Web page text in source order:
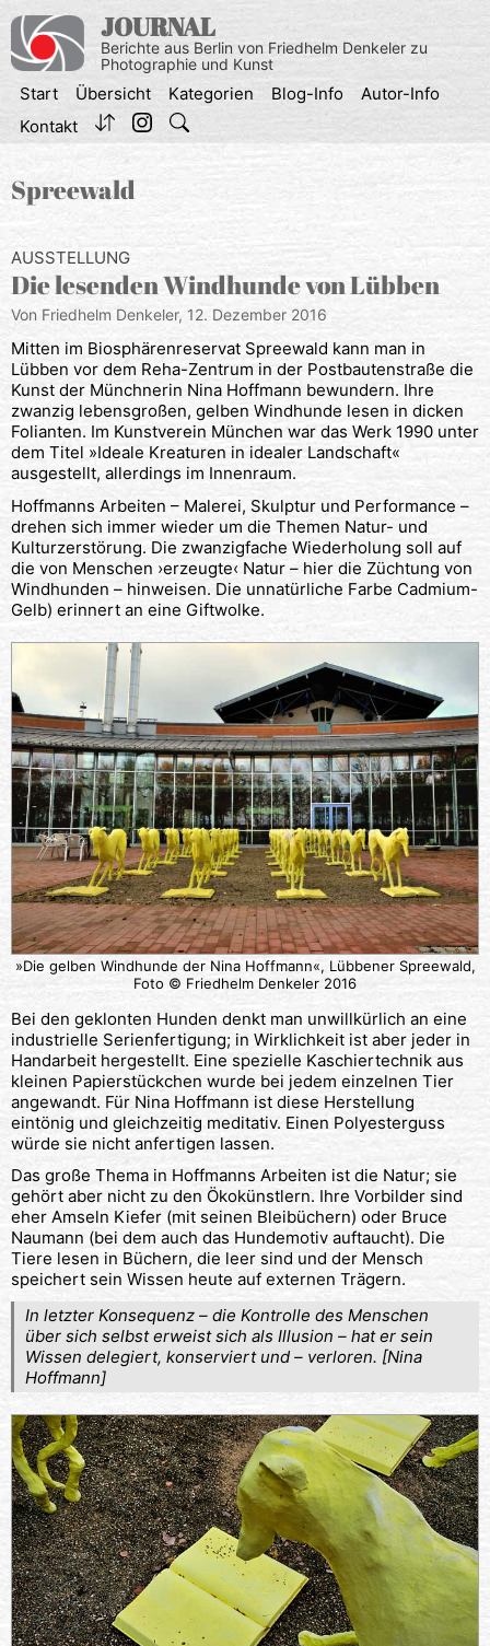
Inhalt
springen
JOURNAL
Berichte aus Berlin von Friedhelm Denkeler zu
Photographie und Kunst
Start Übersicht Kategorien Blog-Info
Autor-Info
Kontakt
Spreewald
AUSSTELLUNG
Die lesenden Windhunde von Lübben
Von Friedhelm Denkeler, 12. Dezember 2016
Mitten im Biosphärenreservat Spreewald kann man in
Lübben vor dem Reha-Zentrum in der Postbautenstraße die
Kunst der Münchnerin Nina Hoffmann bewundern. Ihre
zwanzig lebensgroßen, gelben Windhunde lesen in dicken
Folianten. Im Kunstverein München war das Werk 1990 unter
dem Titel »Ideale Kreaturen in idealer Landschaft«
ausgestellt, allerdings im Innenraum.
Hoffmanns Arbeiten – Malerei, Skulptur und Performance –
drehen sich immer wieder um die Themen Natur- und
Kulturzerstörung. Die zwanzigfache Wiederholung soll auf
die von Menschen ›erzeugte‹ Natur – hier die Züchtung von
Windhunden – hinweisen. Die unnatürliche Farbe Cadmium-
Gelb) erinnert an eine Giftwolke.
»Die gelben Windhunde der Nina Hoffmann«, Lübbener Spreewald,
Foto © Friedhelm Denkeler 2016
Bei den geklonten Hunden denkt man unwillkürlich an eine
industrielle Serienfertigung; in Wirklichkeit ist aber jeder in
Handarbeit hergestellt. Eine spezielle Kaschiertechnik aus
kleinen Papierstückchen wurde bei jedem einzelnen Tier
angewandt. Für Nina Hoffmann ist diese Herstellung
eintönig und gleichzeitig meditativ. Einen Polyesterguss
würde sie nicht anfertigen lassen.
Das große Thema in Hoffmanns Arbeiten ist die Natur; sie
gehört aber nicht zu den Ökokünstlern. Ihre Vorbilder sind
eher Amseln Kiefer (mit seinen Bleibüchern) oder Bruce
Naumann (bei dem auch das Hundemotiv auftaucht). Die
Tiere lesen in Büchern, die leer sind und der Mensch
speichert sein Wissen heute auf externen Trägern.
In letzter Konsequenz – die Kontrolle des Menschen
über sich selbst erweist sich als Illusion – hat er sein
Wissen delegiert, konserviert und – verloren. [Nina
Hoffmann]